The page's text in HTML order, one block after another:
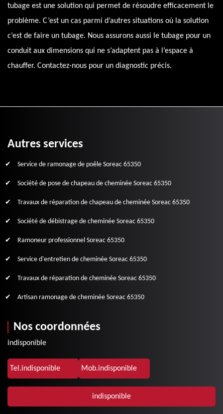
tubage est une solution qui permet de résoudre efficacement le
problème. C’est un cas parmi d’autres situations où la solution
c’est de faire un tubage. Nous assurons aussi le tubage pour un
conduit aux dimensions qui ne s’adaptent pas à l’espace à
chauffer. Contactez-nous pour un diagnostic précis.
Autres services
Service de ramonage de poêle Soreac 65350
Société de pose de chapeau de cheminée Soreac 65350
Travaux de réparation de chapeau de cheminée Soreac 65350
Société de débistrage de cheminée Soreac 65350
Ramoneur professionnel Soreac 65350
Service d'entretien de cheminée Soreac 65350
Travaux de réparation de cheminée Soreac 65350
Artisan ramonage de cheminée Soreac 65350
Nos coordonnées
indisponible
Tel.indisponible Mob.indisponible
indisponible